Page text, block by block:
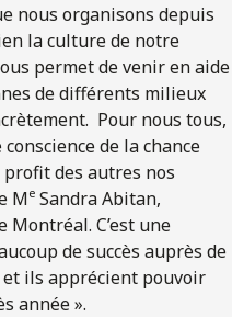
nous organisons depuis
la culture de notre
permet de venir en aide
de différents milieux
Pour nous tous,
conscience de la chance
des autres nos
Me Sandra Abitan,
Montréal. C’est une
de succès auprès de
et ils apprécient pouvoir
année ».